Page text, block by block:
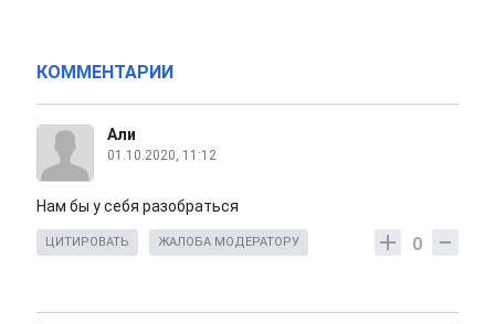
КОММЕНТАРИИ
Али
01.10.2020, 11:12
Нам бы у себя разобраться
0
ЦИТИРОВАТЬ ЖАЛОБА МОДЕРАТОРУ